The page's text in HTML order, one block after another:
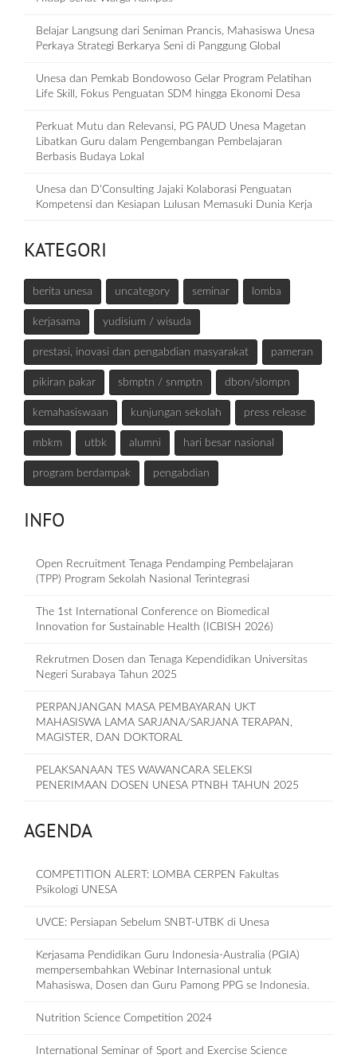
Belajar Langsung dari Seniman Prancis, Mahasiswa Unesa
Perkaya Strategi Berkarya Seni di Panggung Global
Unesa dan Pemkab Bondowoso Gelar Program Pelatihan
Life Skill, Fokus Penguatan SDM hingga Ekonomi Desa
Perkuat Mutu dan Relevansi, PG PAUD Unesa Magetan
Libatkan Guru dalam Pengembangan Pembelajaran
Berbasis Budaya Lokal
Unesa dan D‘Consulting Jajaki Kolaborasi Penguatan
Kompetensi dan Kesiapan Lulusan Memasuki Dunia Kerja
KATEGORI
berita unesa uncategory seminar lomba
kerjasama yudisium / wisuda
prestasi, inovasi dan pengabdian masyarakat pameran
pikiran pakar sbmptn / snmptn dbon/slompn
kemahasiswaan kunjungan sekolah press release
mbkm utbk alumni hari besar nasional
program berdampak pengabdian
INFO
Open Recruitment Tenaga Pendamping Pembelajaran
(TPP) Program Sekolah Nasional Terintegrasi
The 1st International Conference on Biomedical
Innovation for Sustainable Health (ICBISH 2026)
Rekrutmen Dosen dan Tenaga Kependidikan Universitas
Negeri Surabaya Tahun 2025
PERPANJANGAN MASA PEMBAYARAN UKT
MAHASISWA LAMA SARJANA/SARJANA TERAPAN,
MAGISTER, DAN DOKTORAL
PELAKSANAAN TES WAWANCARA SELEKSI
PENERIMAAN DOSEN UNESA PTNBH TAHUN 2025
AGENDA
COMPETITION ALERT: LOMBA CERPEN Fakultas
Psikologi UNESA
UVCE: Persiapan Sebelum SNBT-UTBK di Unesa
Kerjasama Pendidikan Guru Indonesia-Australia (PGIA)
mempersembahkan Webinar Internasional untuk
Mahasiswa, Dosen dan Guru Pamong PPG se Indonesia.
Nutrition Science Competition 2024
International Seminar of Sport and Exercise Science